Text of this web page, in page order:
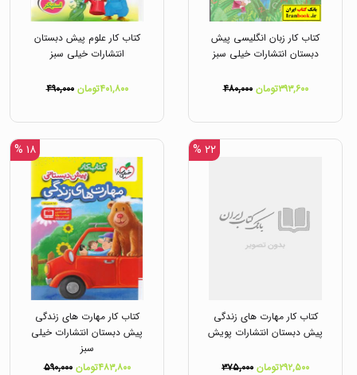
کتاب کار زبان انگلیسی پیش
دبستان انتشارات خیلی سبز
۳۹۳,۶۰۰تومان ۴۸۰,۰۰۰
کتاب کار علوم پیش دبستان
انتشارات خیلی سبز
۴۰۱,۸۰۰تومان ۴۹۰,۰۰۰
۲۲ %
کتاب کار مهارت های زندگی
پیش دبستان انتشارات پویش
۲۹۲,۵۰۰تومان ۳۷۵,۰۰۰
۱۸ %
کتاب کار مهارت های زندگی
پیش دبستان انتشارات خیلی
سبز
۴۸۳,۸۰۰تومان
۵۹۰,۰۰۰